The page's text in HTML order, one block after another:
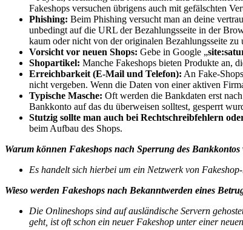
Fakeshops versuchen übrigens auch mit gefälschten
Phishing: Beim Phishing versucht man an deine
unbedingt auf die URL der Bezahlungsseite in der
kaum oder nicht von der originalen Bezahlungsseite
Vorsicht vor neuen Shops: Gebe in Google „
Shopartikel: Manche Fakeshops bieten Produkte an,
Erreichbarkeit (E-Mail und Telefon): An Fake-
nicht vergeben. Wenn die Daten von einer aktiven
Typische Masche: Oft werden die Bankdaten erst
Bankkonto auf das du überweisen solltest, gesperrt
Stutzig sollte man auch bei Rechtschreibfehlern
beim Aufbau des Shops.
Warum können Fakeshops nach Sperrung des Bankkontos
Es handelt sich hierbei um ein Netzwerk von
Wieso werden Fakeshops nach Bekanntwerden eines
Die Onlineshops sind auf ausländische Servern
geht, ist oft schon ein neuer Fakeshop unter einer